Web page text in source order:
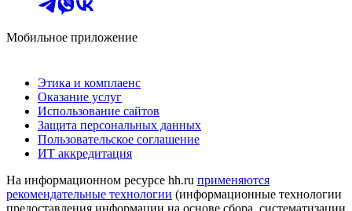
Мобильное приложение
Этика и комплаенс
Оказание услуг
Использование сайтов
Защита персональных данных
Пользовательское соглашение
ИТ аккредитация
На информационном ресурсе hh.ru применяются
рекомендательные технологии (информационные технологии
предоставления информации на основе сбора, систематизации